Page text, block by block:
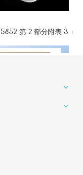
第 2 部分附表 3（